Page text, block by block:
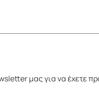
μας για να έχετε